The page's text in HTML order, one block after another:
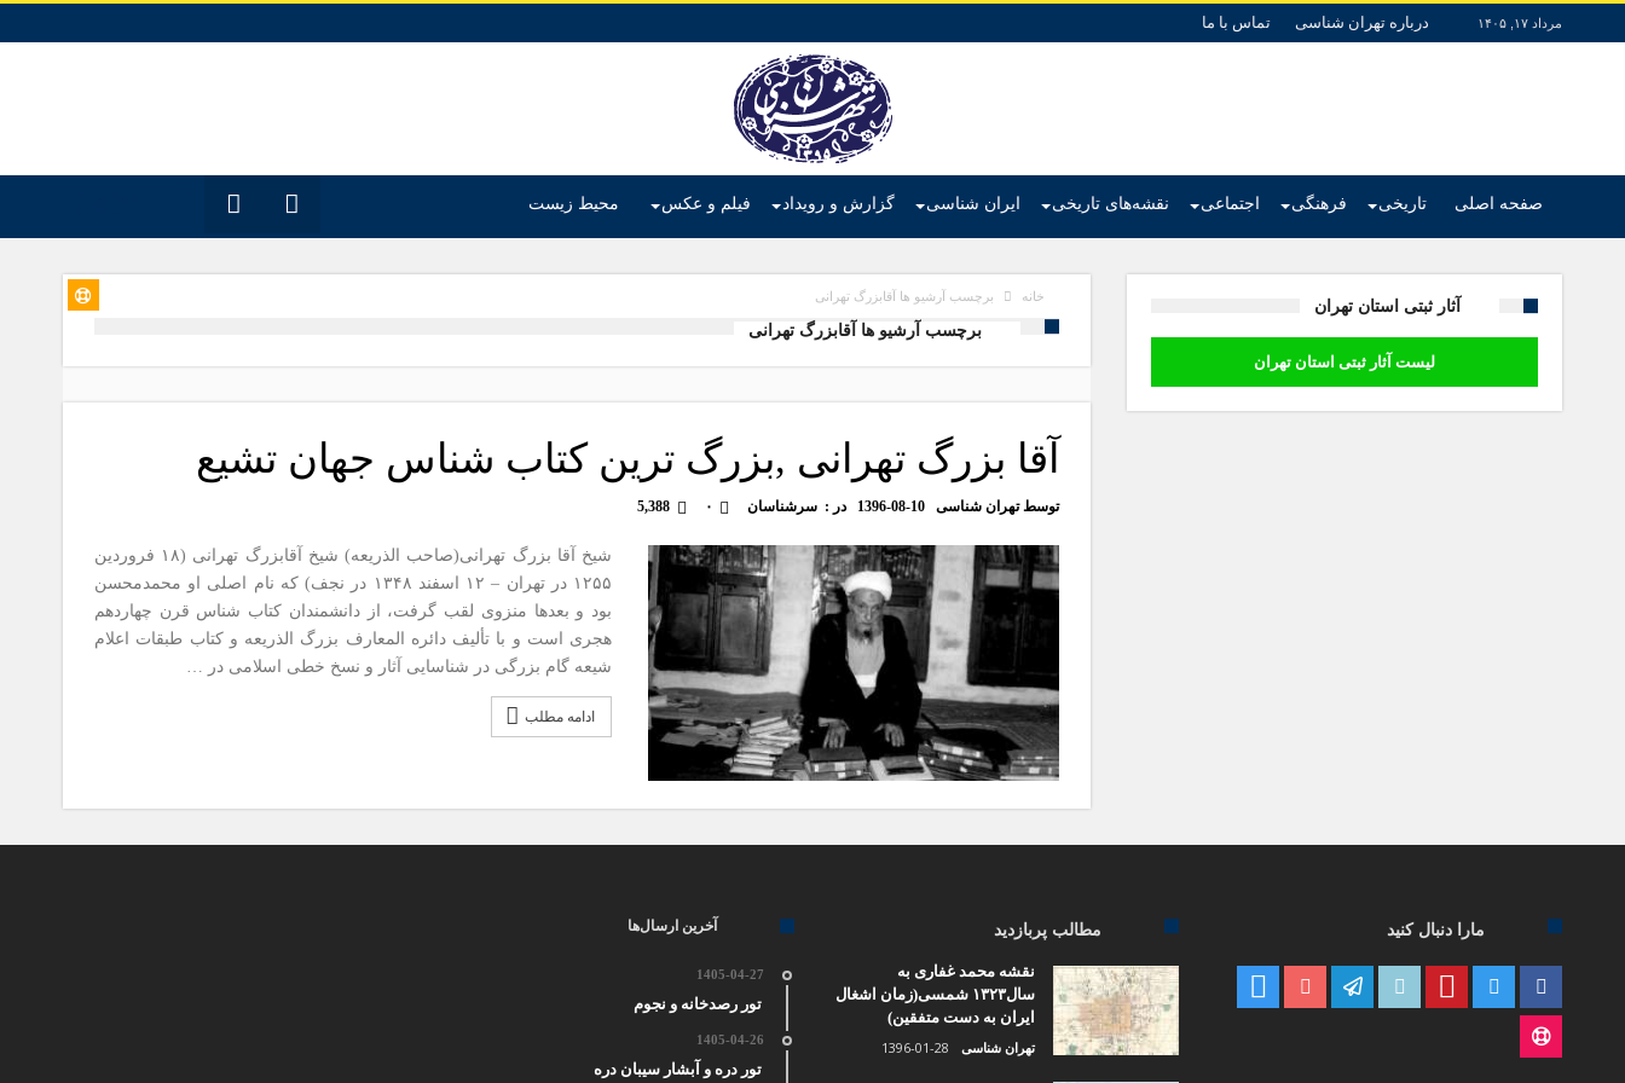
مرداد ۱۷, ۱۴۰۵ درباره تهران شناسی تماس با ما
صفحه اصلی تاریخی فرهنگی اجتماعی نقشه‌های تاریخی ایران شناسی گزارش و رویداد فیلم و عکس محیط زیست
خانه برچسب آرشیو ها آقابزرگ تهرانی
برچسب آرشیو ها آقابزرگ تهرانی
آقا بزرگ تهرانی ,بزرگ ترین کتاب شناس جهان تشیع
توسطتهران شناسی 1396-08-10 در : سرشناسان ۰ 5,388
شیخ آقا بزرگ تهرانی(صاحب الذریعه) شیخ آقابزرگ تهرانی (۱۸ فروردین
۱۲۵۵ در تهران – ۱۲ اسفند ۱۳۴۸ در نجف) که نام اصلی او محمدمحسن
بود و بعدها منزوی لقب گرفت، از دانشمندان کتاب شناس قرن چهاردهم
هجری است و با تألیف دائره المعارف بزرگ الذریعه و کتاب طبقات اعلام
شیعه گام بزرگی در شناسایی آثار و نسخ خطی اسلامی در …
ادامه مطلب
آثار ثبتی استان تهران
لیست آثار ثبتی استان تهران
مارا دنبال کنید مطالب پربازدید
نقشه محمد غفاری به
سال۱۳۲۳ شمسی(زمان اشغال
ایران به دست متفقین)
تهران شناسی 1396-01-28
آخرین ارسال‌ها
1405-04-27
تور رصدخانه و نجوم
1405-04-26
تور دره و آبشار سیبان دره